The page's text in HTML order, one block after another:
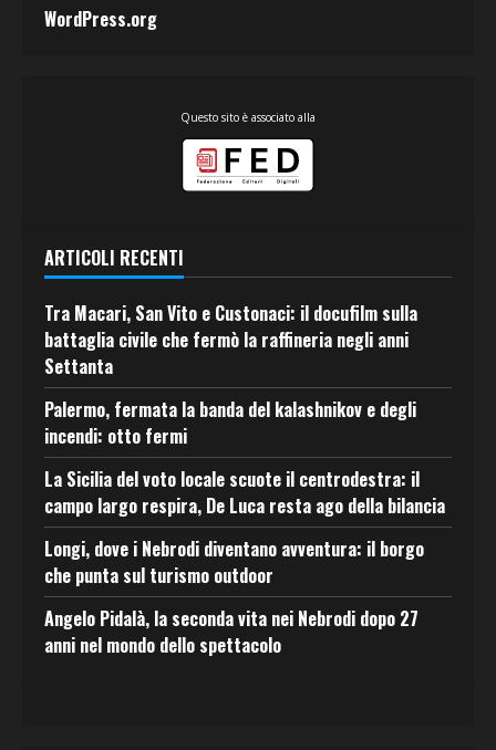
WordPress.org
Questo sito è associato alla
ARTICOLI RECENTI
Tra Macari, San Vito e Custonaci: il docufilm sulla
battaglia civile che fermò la raffineria negli anni
Settanta
Palermo, fermata la banda del kalashnikov e degli
incendi: otto fermi
La Sicilia del voto locale scuote il centrodestra: il
campo largo respira, De Luca resta ago della bilancia
Longi, dove i Nebrodi diventano avventura: il borgo
che punta sul turismo outdoor
Angelo Pidalà, la seconda vita nei Nebrodi dopo 27
anni nel mondo dello spettacolo